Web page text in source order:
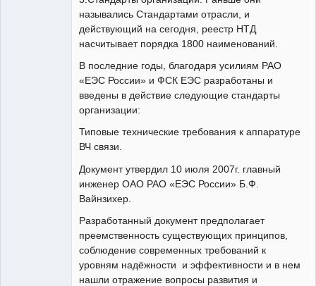
назывались Стандартами отрасли, и
действующий на сегодня, реестр НТД
насчитывает порядка 1800 наименований.
В последние годы, благодаря усилиям РАО
«ЕЭС России» и ФСК ЕЭС разработаны и
введены в действие следующие стандарты
организации:
Типовые технические требования к аппаратуре
ВЧ связи.
Документ утвердил 10 июля 2007г. главный
инженер ОАО РАО «ЕЭС России» Б.Ф.
Вайнзихер.
Разработанный документ предполагает
преемственность существующих принципов,
соблюдение современных требований к
уровням надёжности и эффективности и в нем
нашли отражение вопросы развития и